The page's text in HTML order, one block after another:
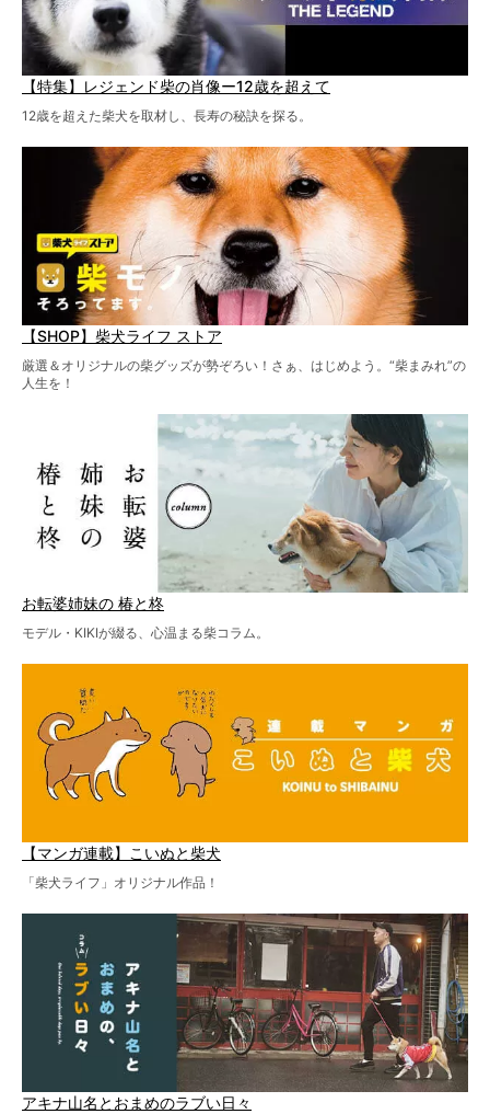
【特集】レジェンド柴の肖像ー12歳を超えて
12歳を超えた柴犬を取材し、長寿の秘訣を探る。
【SHOP】柴犬ライフ ストア
厳選＆オリジナルの柴グッズが勢ぞろい！さぁ、はじめよう。“柴まみれ”の
人生を！
お転婆姉妹の 椿と柊
モデル・KIKIが綴る、心温まる柴コラム。
【マンガ連載】こいぬと柴犬
「柴犬ライフ」オリジナル作品！
アキナ山名とおまめのラブい日々